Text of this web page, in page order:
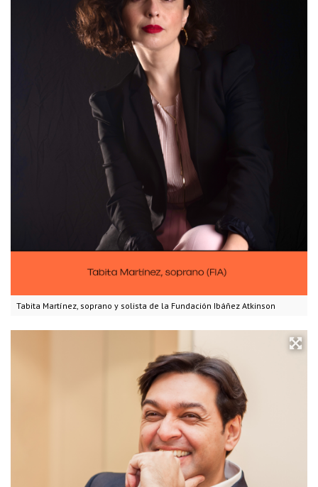
Tabita Martínez, soprano y solista de la Fundación Ibáñez Atkinson